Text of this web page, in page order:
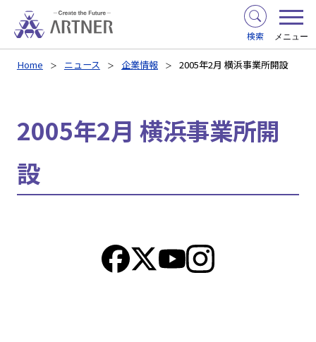
検索 メニュー
Home ニュース 企業情報 2005年2月 横浜事業所開設
2005年2月 横浜事業所開
設